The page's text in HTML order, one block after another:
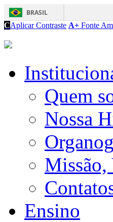
BRASIL
CAplicar Contraste A+ Fonte
Quem
Nossa
Missão,
Ensino